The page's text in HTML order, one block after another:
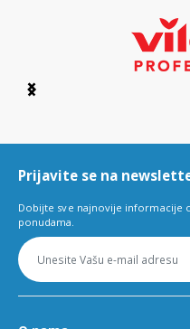
Item
6
Prijavite se na
Dobijte sve najnovije informacije
ponudama.